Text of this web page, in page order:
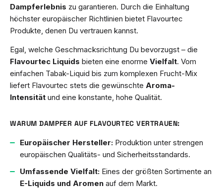
Dampferlebnis zu garantieren. Durch die Einhaltung
höchster europäischer Richtlinien bietet Flavourtec
Produkte, denen Du vertrauen kannst.
Egal, welche Geschmacksrichtung Du bevorzugst – die
Flavourtec Liquids bieten eine enorme Vielfalt. Vom
einfachen Tabak-Liquid bis zum komplexen Frucht-Mix
liefert Flavourtec stets die gewünschte Aroma-
Intensität und eine konstante, hohe Qualität.
WARUM DAMPFER AUF FLAVOURTEC VERTRAUEN:
Europäischer Hersteller: Produktion unter strengen
europäischen Qualitäts- und Sicherheitsstandards.
Umfassende Vielfalt: Eines der größten Sortimente an
E-Liquids und Aromen auf dem Markt.